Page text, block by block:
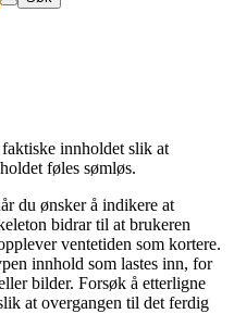
innholdet slik at
føles sømløs.
du ønsker å indikere at
bidrar til at brukeren
ventetiden som kortere.
innhold som lastes inn, for
bilder. Forsøk å etterligne
at overgangen til det ferdig